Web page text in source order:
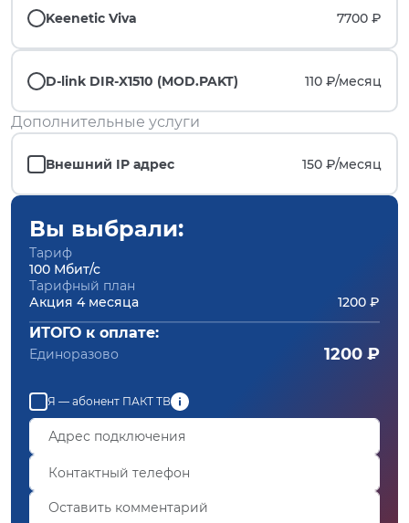
Keenetic Viva 7700 ₽
D-link DIR-X1510 (MOD.PAKT) 110 ₽/месяц
Дополнительные услуги
Внешний IP адрес 150 ₽/месяц
Вы выбрали:
Тариф
100 Мбит/с
Тарифный план
Акция 4 месяца
1200 ₽
ИТОГО к оплате:
Единоразово 1200 ₽
Я — абонент ПАКТ ТВ